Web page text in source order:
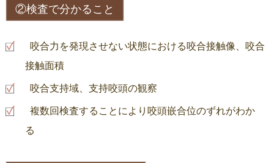
②検査で分かること
咬合力を発現させない状態における咬合接触像、咬合
接触面積
咬合支持域、支持咬頭の観察
複数回検査することにより咬頭嵌合位のずれがわか
る